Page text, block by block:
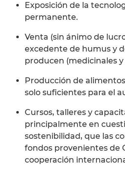
Exposición de la
permanente.
Venta (sin ánimo de
excedente de humus y
producen (medicinales
Producción de
solo suficientes para el
Cursos, talleres y
principalmente en
sostenibilidad, que las
fondos provenientes de
cooperación